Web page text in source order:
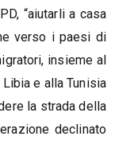
“aiutarli a casa
verso i paesi di
insieme al
e alla Tunisia
la strada della
declinato